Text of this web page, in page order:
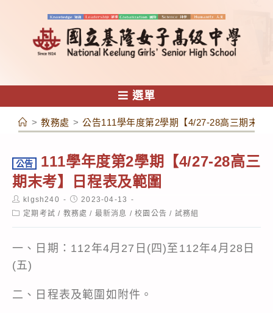
容
選單
> 教務處 > 公告111學年度第2學期【4/27-28高三期末考
公告
111學年度第2學期【4/27-28高三
期末考】日程表及範圍
Post
author:
klgsh240
Post
published:
2023-04-13
Post定期考試 / 教務處 / 最新消息 / 校園公告 / 試務組
一、日期：112年4月27日(四)至112年4月28日
(五)
二、日程表及範圍如附件。